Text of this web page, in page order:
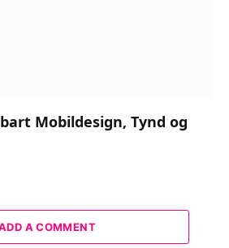
Mobildesign, Tynd og
A COMMENT